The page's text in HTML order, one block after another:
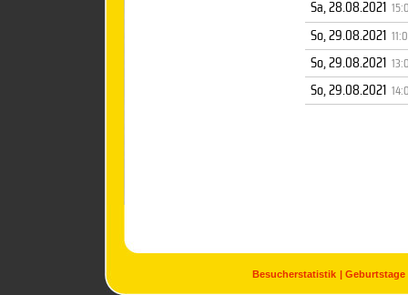
Sa, 28.08.2021
So, 29.08.2021
So, 29.08.2021
So, 29.08.2021
Besucherstatistik Geburtstage